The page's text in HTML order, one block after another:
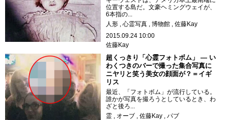
位置する島だ。文豪ヘミングウェイが、
6本指の...
人形
心霊写真 博物館
佐藤Kay
2015.09.24 10:00
佐藤Kay
超くっきり「心霊フォトボム」 ― い
わくつきのバーで撮った集合写真に
ニヤリと笑う美女の顔面が？＝イギ
リス
最近、「フォトボム」が流行している。
誰かが写真を撮ろうとしているとき、わ
ざと後ろ...
霊
オーブ 佐藤Kay
パブ